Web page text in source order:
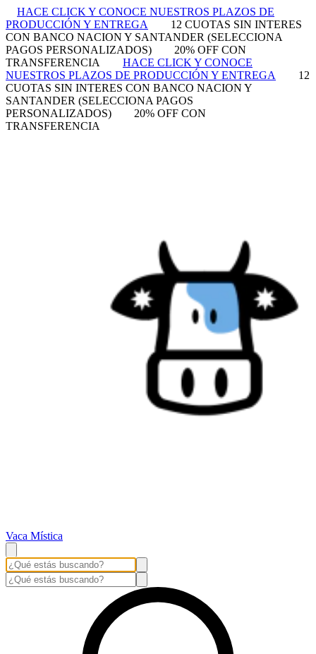
HACE CLICK Y CONOCE NUESTROS PLAZOS DE
PRODUCCIÓN Y ENTREGA
12 CUOTAS SIN INTERES
CON BANCO NACION Y SANTANDER (SELECCIONA
PAGOS PERSONALIZADOS)
20% OFF CON
TRANSFERENCIA
HACE CLICK Y CONOCE
NUESTROS PLAZOS DE PRODUCCIÓN Y ENTREGA
12
CUOTAS SIN INTERES CON BANCO NACION Y
SANTANDER (SELECCIONA PAGOS
PERSONALIZADOS)
20% OFF CON
TRANSFERENCIA
Vaca Mística